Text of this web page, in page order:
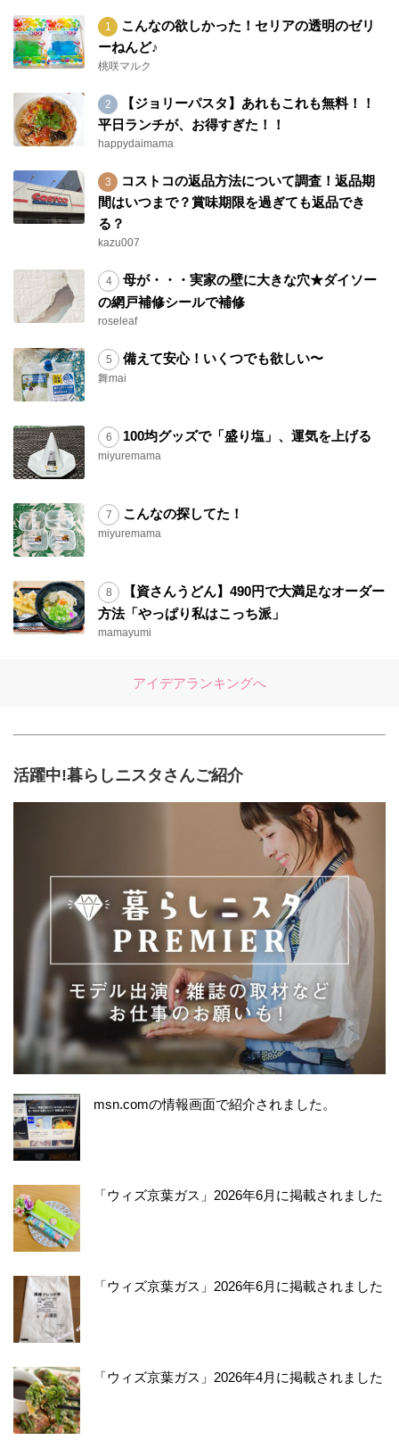
こんなの欲しかった！セリアの透明のゼリ
ーねんど♪
桃咲マルク
【ジョリーパスタ】あれもこれも無料！！
平日ランチが、お得すぎた！！
happydaimama
コストコの返品方法について調査！返品期
間はいつまで？賞味期限を過ぎても返品でき
る？
kazu007
母が・・・実家の壁に大きな穴★ダイソー
の網戸補修シールで補修
roseleaf
備えて安心！いくつでも欲しい〜
舞mai
100均グッズで「盛り塩」、運気を上げる
miyuremama
こんなの探してた！
miyuremama
【資さんうどん】490円で大満足なオーダー
方法「やっぱり私はこっち派」
mamayumi
アイデアランキングへ
活躍中!暮らしニスタさんご紹介
msn.comの情報画面で紹介されました。
「ウィズ京葉ガス」2026年6月に掲載されました
「ウィズ京葉ガス」2026年6月に掲載されました
「ウィズ京葉ガス」2026年4月に掲載されました